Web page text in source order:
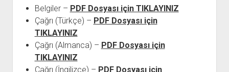
Belgiler – PDF Dosyası için TIKLAYINIZ
Çağrı (Türkçe) – PDF Dosyası için
TIKLAYINIZ
Çağrı (Almanca) – PDF Dosyası için
TIKLAYINIZ
Çağrı (İngilizce) – PDF Dosyası için